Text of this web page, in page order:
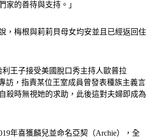
家的善待與支持。」
，梅根與莉莉貝母女均安並且已經返回住
王子接受美國脫口秀主持人歐普拉
專訪，指責某位王室成員曾發表種族主義言
殺時無視她的求助，此後這對夫婦即成為
年喜獲麟兒並命名亞契（Archie），全